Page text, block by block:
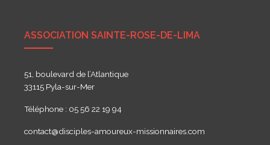
ASSOCIATION SAINTE-ROSE-DE-LIMA
51, boulevard de l’Atlantique
33115 Pyla-sur-Mer
Téléphone : 05 56 22 19 94
contact@disciples-amoureux-missionnaires.com